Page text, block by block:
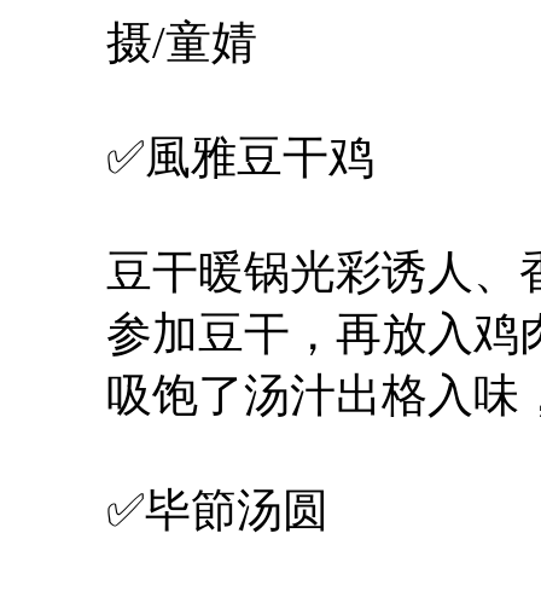
摄/童婧
✅風雅豆干鸡
豆干暖锅光彩诱人、
参加豆干，再放入鸡
吸饱了汤汁出格入味
✅毕節汤圆